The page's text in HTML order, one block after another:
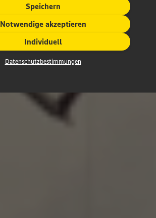
Speichern
Notwendige akzeptieren
Individuell
Datenschutzbestimmungen